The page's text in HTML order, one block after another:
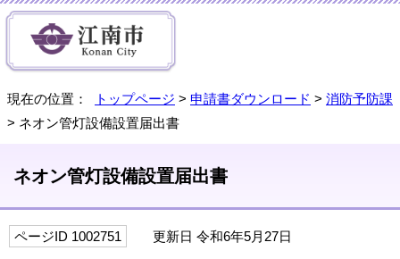
現在の位置： トップページ > 申請書ダウンロード > 消防予防課
> ネオン管灯設備設置届出書
ネオン管灯設備設置届出書
ページID 1002751 更新日 令和6年5月27日